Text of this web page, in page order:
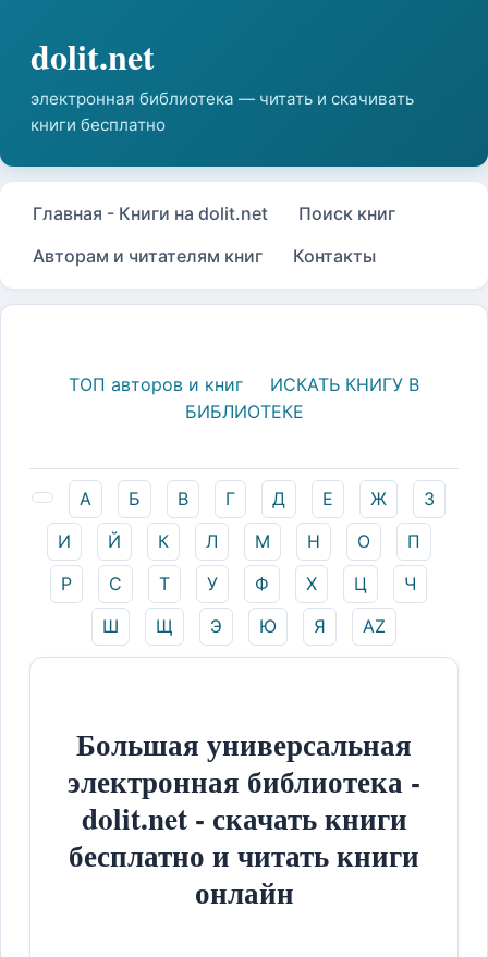
Главная - Книги на dolit.net
Поиск книг
Авторам и читателям книг
Контакты
ТОП авторов и книг
ИСКАТЬ КНИГУ В
БИБЛИОТЕКЕ
А Б В Г Д Е Ж
З
И
Й К Л М Н О
П
Р
С Т У Ф Х Ц
Ч
Ш
Щ Э Ю Я AZ
Большая универсальная
электронная библиотека -
dolit.net - скачать книги
бесплатно и читать книги
онлайн